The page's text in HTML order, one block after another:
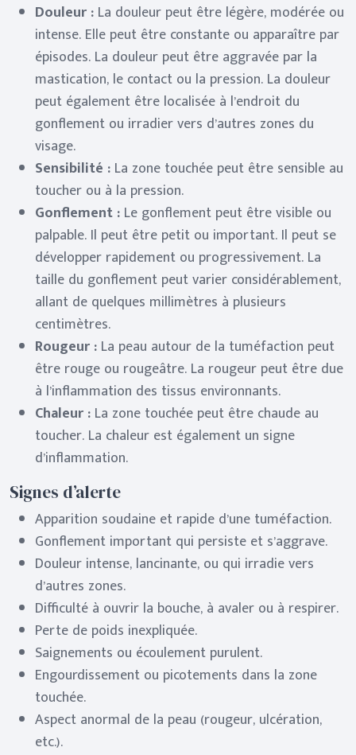
Douleur : La douleur peut être légère, modérée ou
intense. Elle peut être constante ou apparaître par
épisodes. La douleur peut être aggravée par la
mastication, le contact ou la pression. La douleur
peut également être localisée à l’endroit du
gonflement ou irradier vers d’autres zones du
visage.
Sensibilité : La zone touchée peut être sensible au
toucher ou à la pression.
Gonflement : Le gonflement peut être visible ou
palpable. Il peut être petit ou important. Il peut se
développer rapidement ou progressivement. La
taille du gonflement peut varier considérablement,
allant de quelques millimètres à plusieurs
centimètres.
Rougeur : La peau autour de la tuméfaction peut
être rouge ou rougeâtre. La rougeur peut être due
à l’inflammation des tissus environnants.
Chaleur : La zone touchée peut être chaude au
toucher. La chaleur est également un signe
d’inflammation.
Signes d’alerte
Apparition soudaine et rapide d’une tuméfaction.
Gonflement important qui persiste et s’aggrave.
Douleur intense, lancinante, ou qui irradie vers
d’autres zones.
Difficulté à ouvrir la bouche, à avaler ou à respirer.
Perte de poids inexpliquée.
Saignements ou écoulement purulent.
Engourdissement ou picotements dans la zone
touchée.
Aspect anormal de la peau (rougeur, ulcération,
etc.).